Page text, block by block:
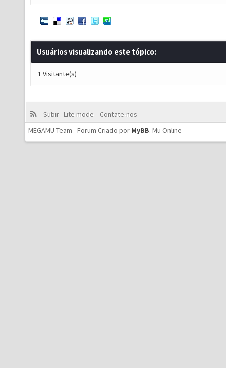
Usuários visualizando este tópico:
1 Visitante(s)
Subir Lite mode
Contate-nos
MEGAMU Team - Forum Criado por MyBB. Mu Online